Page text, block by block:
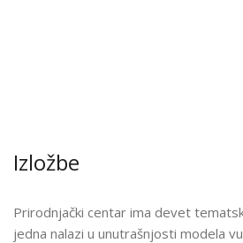
Izložbe
Prirodnjački centar ima devet
jedna nalazi u unutrašnjosti modela